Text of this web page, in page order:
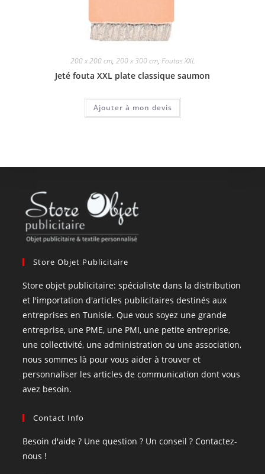
200 x 200 cm, 200 x 300 cm, Foutas XXL
Jeté fouta XXL plate classique saumon
Ajouter à mon devis
Store Objet Publicitaire
Store objet publicitaire: spécialiste dans la distribution
et l'importation d'articles publicitaires destinés aux
entreprises en Tunisie. Que vous soyez une grande
entreprise, une PME, une PMI, une petite entreprise,
une collectivité, une administration ou une association,
nous sommes là pour vous aider à trouver et
personnaliser les articles de communication dont vous
avez besoin.
Contact Info
Besoin d'aide ? Une question ? Un conseil ? Contactez-
nous !